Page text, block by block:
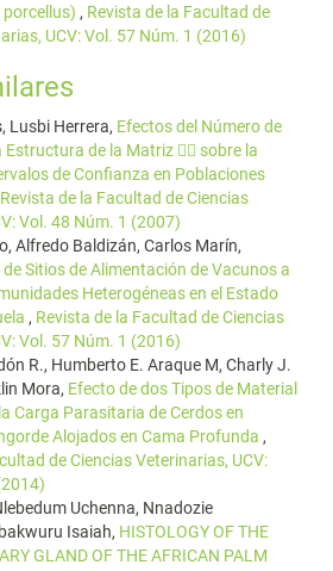
, Revista de la Facultad de
UCV: Vol. 57 Núm. 1 (2016)
Lusbi Herrera, Efectos del Número de
Estructura de la Matriz  sobre la
de Confianza en Poblaciones
Revista de la Facultad de Ciencias
Vol. 48 Núm. 1 (2007)
Alfredo Baldizán, Carlos Marín,
Sitios de Alimentación de Vacunos a
Heterogéneas en el Estado
, Revista de la Facultad de Ciencias
Vol. 57 Núm. 1 (2016)
R., Humberto E. Araque M, Charly J.
Mora, Efecto de dos Tipos de Material
Carga Parasitaria de Cerdos en
Alojados en Cama Profunda ,
de Ciencias Veterinarias, UCV:
Uchenna, Nnadozie
Isaiah, HISTOLOGY OF THE
GLAND OF THE AFRICAN PALM